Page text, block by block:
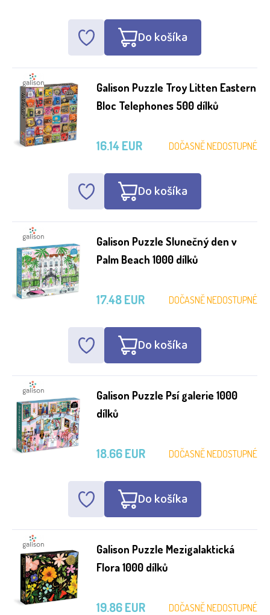
Do košíka
Galison Puzzle Troy Litten Eastern
Bloc Telephones 500 dílků
DOČASNĚ NEDOSTUPNÉ
16.14 EUR
Do košíka
Galison Puzzle Slunečný den v
Palm Beach 1000 dílků
DOČASNĚ NEDOSTUPNÉ
17.48 EUR
Do košíka
Galison Puzzle Psí galerie 1000
dílků
DOČASNĚ NEDOSTUPNÉ
18.66 EUR
Do košíka
Galison Puzzle Mezigalaktická
Flora 1000 dílků
DOČASNĚ NEDOSTUPNÉ
19.86 EUR